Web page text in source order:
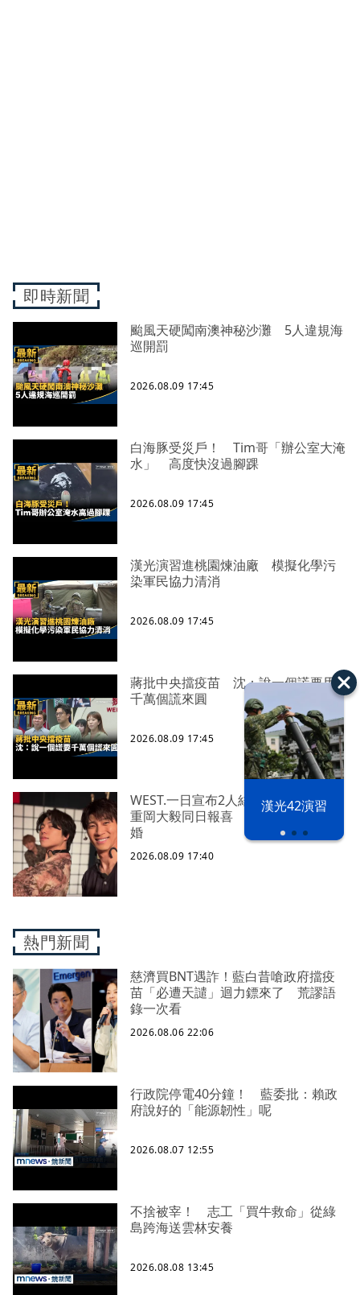
漢光42演習
即時新聞
颱風天硬闖南澳神秘沙灘 5人違規海
巡開罰
2026.08.09 17:45
白海豚受災戶！ Tim哥「辦公室大淹
水」 高度快沒過腳踝
2026.08.09 17:45
漢光演習進桃園煉油廠 模擬化學污
染軍民協力清消
2026.08.09 17:45
蔣批中央擋疫苗 沈：說一個謊要用
千萬個謊來圓
2026.08.09 17:45
WEST.一日宣布2人結婚 濱田崇裕、
重岡大毅同日報喜 7人團已有4人結
婚
2026.08.09 17:40
熱門新聞
慈濟買BNT遇詐！藍白昔嗆政府擋疫
苗「必遭天譴」迴力鏢來了 荒謬語
錄一次看
2026.08.06 22:06
行政院停電40分鐘！ 藍委批：賴政
府說好的「能源韌性」呢
2026.08.07 12:55
不捨被宰！ 志工「買牛救命」從綠
島跨海送雲林安養
2026.08.08 13:45